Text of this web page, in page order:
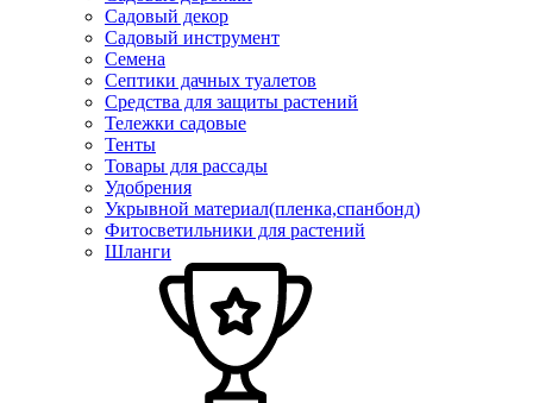
Садовый декор
Садовый инструмент
Семена
Септики дачных туалетов
Средства для защиты растений
Тележки садовые
Тенты
Товары для рассады
Удобрения
Укрывной материал(пленка,спанбонд)
Фитосветильники для растений
Шланги